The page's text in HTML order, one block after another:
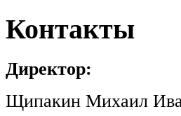
Контакты
Директор:
Щипакин Михаил